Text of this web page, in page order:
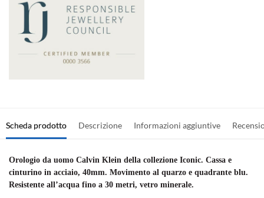
Scheda prodotto Descrizione Informazioni aggiuntive
Orologio da uomo Calvin Klein della collezione Iconic. Cassa e
cinturino in acciaio, 40mm. Movimento al quarzo e quadrante blu.
Resistente all’acqua fino a 30 metri, vetro minerale.